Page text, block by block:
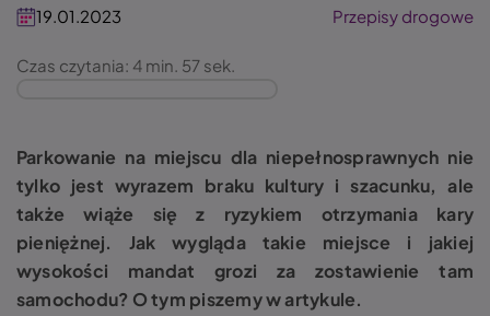
19.01.2023 Przepisy drogowe
Czas czytania: 4 min. 57 sek.
Parkowanie na miejscu dla niepełnosprawnych nie
tylko jest wyrazem braku kultury i szacunku, ale
także wiąże się z ryzykiem otrzymania kary
pieniężnej. Jak wygląda takie miejsce i jakiej
wysokości mandat grozi za zostawienie tam
samochodu? O tym piszemy w artykule.